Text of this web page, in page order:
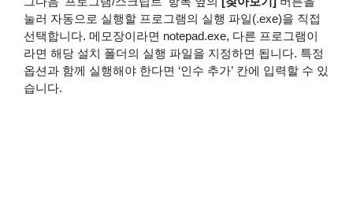
눌러 자동으로 실행할 프로그램의 실행 파일(.exe)을 직접
선택합니다. 메모장이라면 notepad.exe, 다른 프로그램이
라면 해당 설치 폴더의 실행 파일을 지정하면 됩니다. 특정
옵션과 함께 실행해야 한다면 ‘인수 추가’ 칸에 입력할 수 있
습니다.